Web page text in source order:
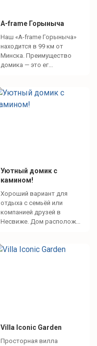
A-frame Горыныча
Наш «A-frame Горыныча»
находится в 99 км от
Минска. Преимущество
домика — это ег...
Уютный домик с
камином!
Хороший вариант для
отдыха с семьёй или
компанией друзей в
Несвиже. Дом располож...
Villa Iconic Garden
Просторная вилла